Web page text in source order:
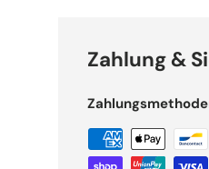
Zahlung &